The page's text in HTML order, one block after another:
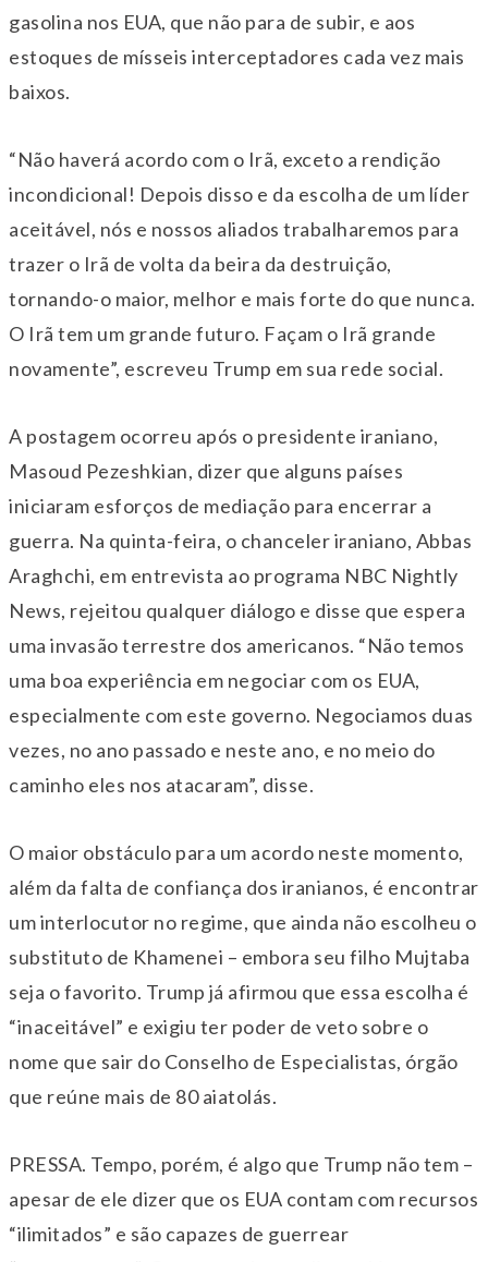
gasolina nos EUA, que não para de subir, e aos
estoques de mísseis interceptadores cada vez mais
baixos.
“Não haverá acordo com o Irã, exceto a rendição
incondicional! Depois disso e da escolha de um líder
aceitável, nós e nossos aliados trabalharemos para
trazer o Irã de volta da beira da destruição,
tornando-o maior, melhor e mais forte do que nunca.
O Irã tem um grande futuro. Façam o Irã grande
novamente”, escreveu Trump em sua rede social.
A postagem ocorreu após o presidente iraniano,
Masoud Pezeshkian, dizer que alguns países
iniciaram esforços de mediação para encerrar a
guerra. Na quinta-feira, o chanceler iraniano, Abbas
Araghchi, em entrevista ao programa NBC Nightly
News, rejeitou qualquer diálogo e disse que espera
uma invasão terrestre dos americanos. “Não temos
uma boa experiência em negociar com os EUA,
especialmente com este governo. Negociamos duas
vezes, no ano passado e neste ano, e no meio do
caminho eles nos atacaram”, disse.
O maior obstáculo para um acordo neste momento,
além da falta de confiança dos iranianos, é encontrar
um interlocutor no regime, que ainda não escolheu o
substituto de Khamenei – embora seu filho Mujtaba
seja o favorito. Trump já afirmou que essa escolha é
“inaceitável” e exigiu ter poder de veto sobre o
nome que sair do Conselho de Especialistas, órgão
que reúne mais de 80 aiatolás.
PRESSA. Tempo, porém, é algo que Trump não tem –
apesar de ele dizer que os EUA contam com recursos
“ilimitados” e são capazes de guerrear